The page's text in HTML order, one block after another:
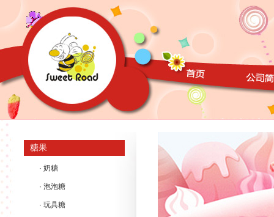
糖果
· 奶糖
· 泡泡糖
· 玩具糖